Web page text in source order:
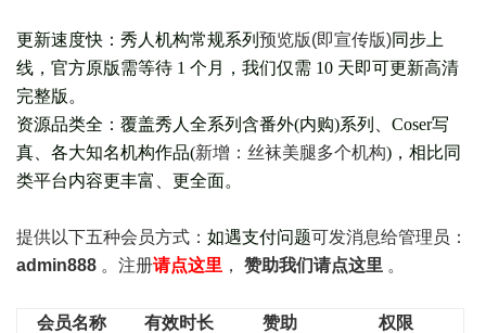
更新速度快：秀人机构常规系列 预览版(即宣传版)同步上
线，官方原版需等待 1 个月，我们仅需 10 天即可更新高清
完整版。
资源品类全：覆盖秀人全系列含番外(内购)系列、Coser写
真、各大知名机构作品(新增：丝袜美腿多个机构)，相比同
类平台内容更丰富、更全面。
提供以下五种会员方式： 如遇支付问题可发消息给管理员：
admin888 。注册请点这里 ， 赞助我们请点这里 。
会员名称 有效时长 赞助
权限